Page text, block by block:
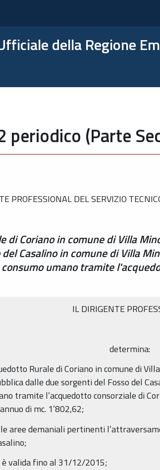
della Regione
periodico (Parte
PROFESSIONAL DEL SERVIZIO
di Coriano in comune di Villa
Casalino in comune di Villa
umano tramite
IL DIRIGENTE
determina:
Rurale di Coriano in comune di
dalle due sorgenti del Fosso del
tramite l’acquedotto consorziale di
di mc. 1’802,62;
aree demaniali pertinenti
è valida fino al 31/12/2015;